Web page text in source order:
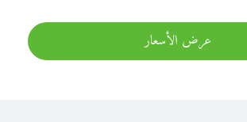
عرض الأسعار